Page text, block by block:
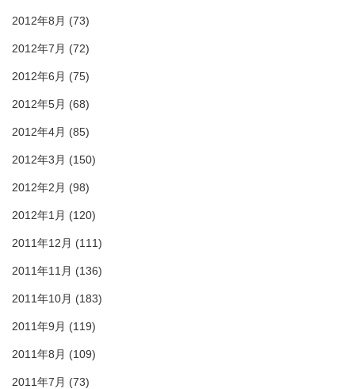
2012年8月 (73)
2012年7月 (72)
2012年6月 (75)
2012年5月 (68)
2012年4月 (85)
2012年3月 (150)
2012年2月 (98)
2012年1月 (120)
2011年12月 (111)
2011年11月 (136)
2011年10月 (183)
2011年9月 (119)
2011年8月 (109)
2011年7月 (73)